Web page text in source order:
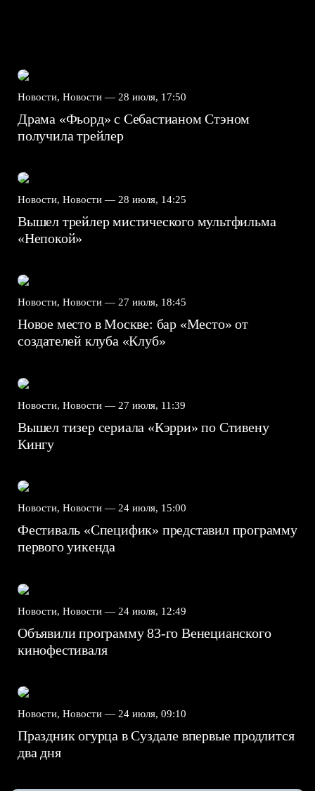
Новости, Новости — 28 июля, 17:50
Драма «Фьорд» с Себастианом Стэном
получила трейлер
Новости, Новости — 28 июля, 14:25
Вышел трейлер мистического мультфильма
«Непокой»
Новости, Новости — 27 июля, 18:45
Новое место в Москве: бар «Место» от
создателей клуба «Клуб»
Новости, Новости — 27 июля, 11:39
Вышел тизер сериала «Кэрри» по Стивену
Кингу
Новости, Новости — 24 июля, 15:00
Фестиваль «Специфик» представил программу
первого уикенда
Новости, Новости — 24 июля, 12:49
Объявили программу 83-го Венецианского
кинофестиваля
Новости, Новости — 24 июля, 09:10
Праздник огурца в Суздале впервые продлится
два дня